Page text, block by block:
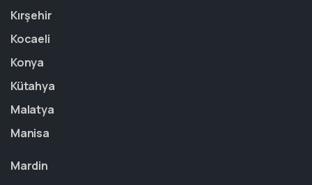
Kırşehir
Kocaeli
Konya
Kütahya
Malatya
Manisa
Mardin